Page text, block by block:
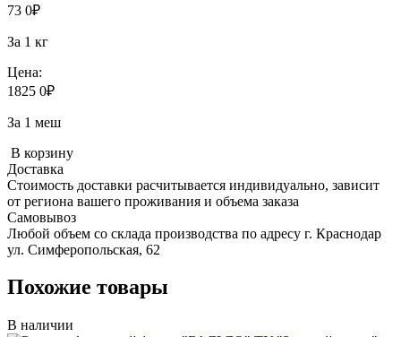
73 0₽
За 1 кг
Цена:
1825 0₽
За 1 меш
В корзину
Доставка
Стоимость доставки расчитывается индивидуально, зависит
от региона вашего проживания и объема заказа
Самовывоз
Любой объем со склада производства по адресу г. Краснодар
ул. Симферопольская, 62
Похожие товары
В наличии